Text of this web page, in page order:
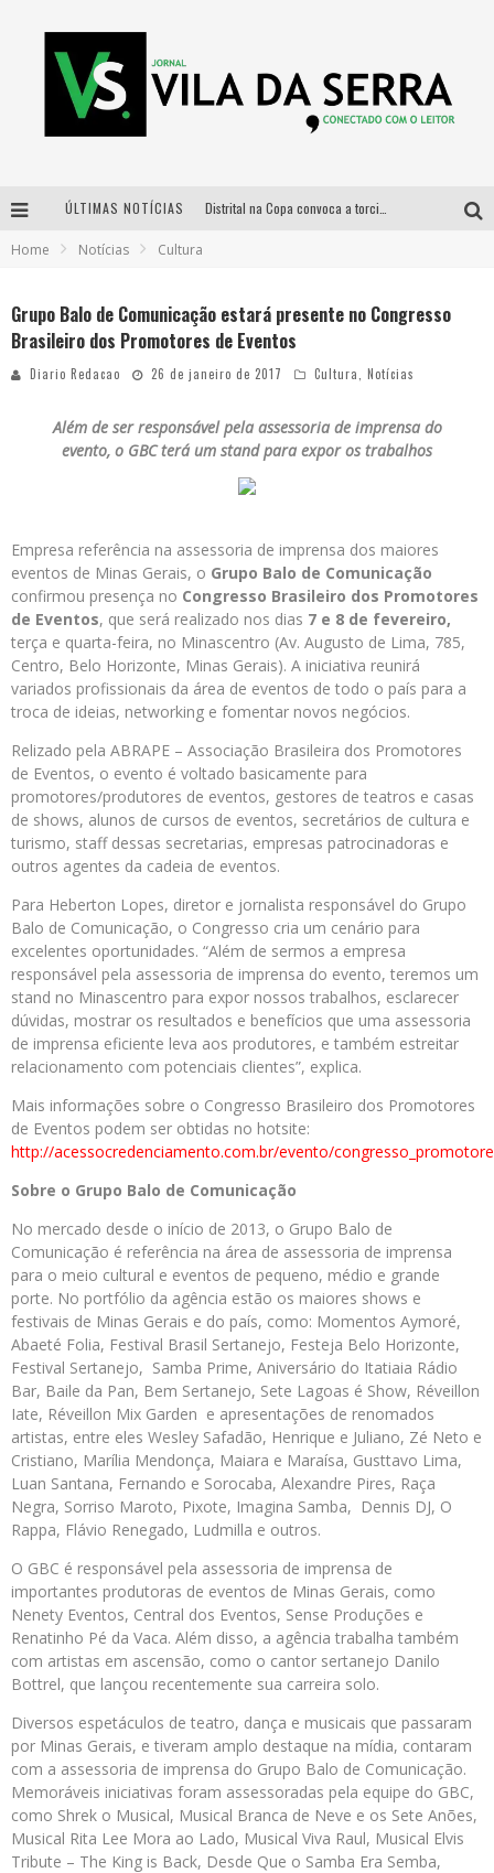
ÚLTIMAS NOTÍCIAS
Home Notícias Cultura
Grupo Balo de Comunicação estará presente no Congresso
Brasileiro dos Promotores de Eventos
Diario Redacao 26 de janeiro de 2017 Cultura Notícias
Além de ser responsável pela assessoria de imprensa do
evento, o GBC terá um stand para expor os trabalhos
Empresa referência na assessoria de imprensa dos maiores
eventos de Minas Gerais, o Grupo Balo de Comunicação
confirmou presença no Congresso Brasileiro dos Promotores
de Eventos, que será realizado nos dias 7 e 8 de fevereiro,
terça e quarta-feira, no Minascentro (Av. Augusto de Lima, 785,
Centro, Belo Horizonte, Minas Gerais). A iniciativa reunirá
variados profissionais da área de eventos de todo o país para a
troca de ideias, networking e fomentar novos negócios.
Relizado pela ABRAPE – Associação Brasileira dos Promotores
de Eventos, o evento é voltado basicamente para
promotores/produtores de eventos, gestores de teatros e casas
de shows, alunos de cursos de eventos, secretários de cultura e
turismo, staff dessas secretarias, empresas patrocinadoras e
outros agentes da cadeia de eventos.
Para Heberton Lopes, diretor e jornalista responsável do Grupo
Balo de Comunicação, o Congresso cria um cenário para
excelentes oportunidades. “Além de sermos a empresa
responsável pela assessoria de imprensa do evento, teremos um
stand no Minascentro para expor nossos trabalhos, esclarecer
dúvidas, mostrar os resultados e benefícios que uma assessoria
de imprensa eficiente leva aos produtores, e também estreitar
relacionamento com potenciais clientes”, explica.
Mais informações sobre o Congresso Brasileiro dos Promotores
de Eventos podem ser obtidas no hotsite:
http://acessocredenciamento.com.br/evento/
Sobre o Grupo Balo de Comunicação
No mercado desde o início de 2013, o Grupo Balo de
Comunicação é referência na área de assessoria de imprensa
para o meio cultural e eventos de pequeno, médio e grande
porte. No portfólio da agência estão os maiores shows e
festivais de Minas Gerais e do país, como: Momentos Aymoré,
Abaeté Folia, Festival Brasil Sertanejo, Festeja Belo Horizonte,
Festival Sertanejo, Samba Prime, Aniversário do Itatiaia Rádio
Bar, Baile da Pan, Bem Sertanejo, Sete Lagoas é Show, Réveillon
Iate, Réveillon Mix Garden e apresentações de renomados
artistas, entre eles Wesley Safadão, Henrique e Juliano, Zé Neto e
Cristiano, Marília Mendonça, Maiara e Maraísa, Gusttavo Lima,
Luan Santana, Fernando e Sorocaba, Alexandre Pires, Raça
Negra, Sorriso Maroto, Pixote, Imagina Samba, Dennis DJ, O
Rappa, Flávio Renegado, Ludmilla e outros.
O GBC é responsável pela assessoria de imprensa de
importantes produtoras de eventos de Minas Gerais, como
Nenety Eventos, Central dos Eventos, Sense Produções e
Renatinho Pé da Vaca. Além disso, a agência trabalha também
com artistas em ascensão, como o cantor sertanejo Danilo
Bottrel, que lançou recentemente sua carreira solo.
Diversos espetáculos de teatro, dança e musicais que passaram
por Minas Gerais, e tiveram amplo destaque na mídia, contaram
com a assessoria de imprensa do Grupo Balo de Comunicação.
Memoráveis iniciativas foram assessoradas pela equipe do GBC,
como Shrek o Musical, Musical Branca de Neve e os Sete Anões,
Musical Rita Lee Mora ao Lado, Musical Viva Raul, Musical Elvis
Tribute – The King is Back, Desde Que o Samba Era Semba,